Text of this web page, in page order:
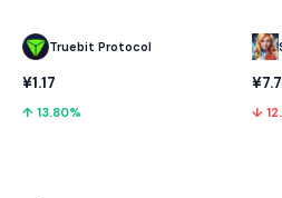
Truebit Protocol
¥1.17
↑ 13.80% ↓